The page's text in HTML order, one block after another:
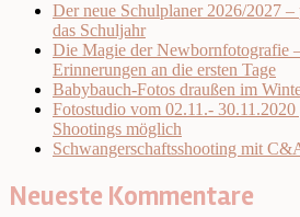
Der neue Schulplaner 2026/2027
das Schuljahr
Die Magie der Newbornfotografie
Erinnerungen an die ersten Tage
Babybauch-Fotos draußen im
Fotostudio vom 02.11.-
Shootings möglich
Schwangerschaftsshooting mit
Neueste Kommentare